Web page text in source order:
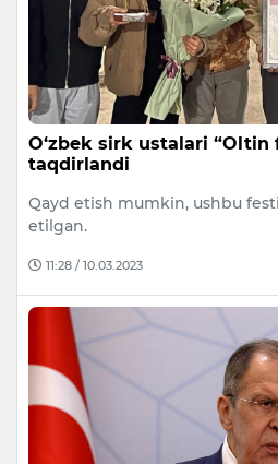
O‘zbek sirk ustalari
taqdirlandi
Qayd etish mumkin, ushbu
etilgan.
11:28 / 10.03.2023